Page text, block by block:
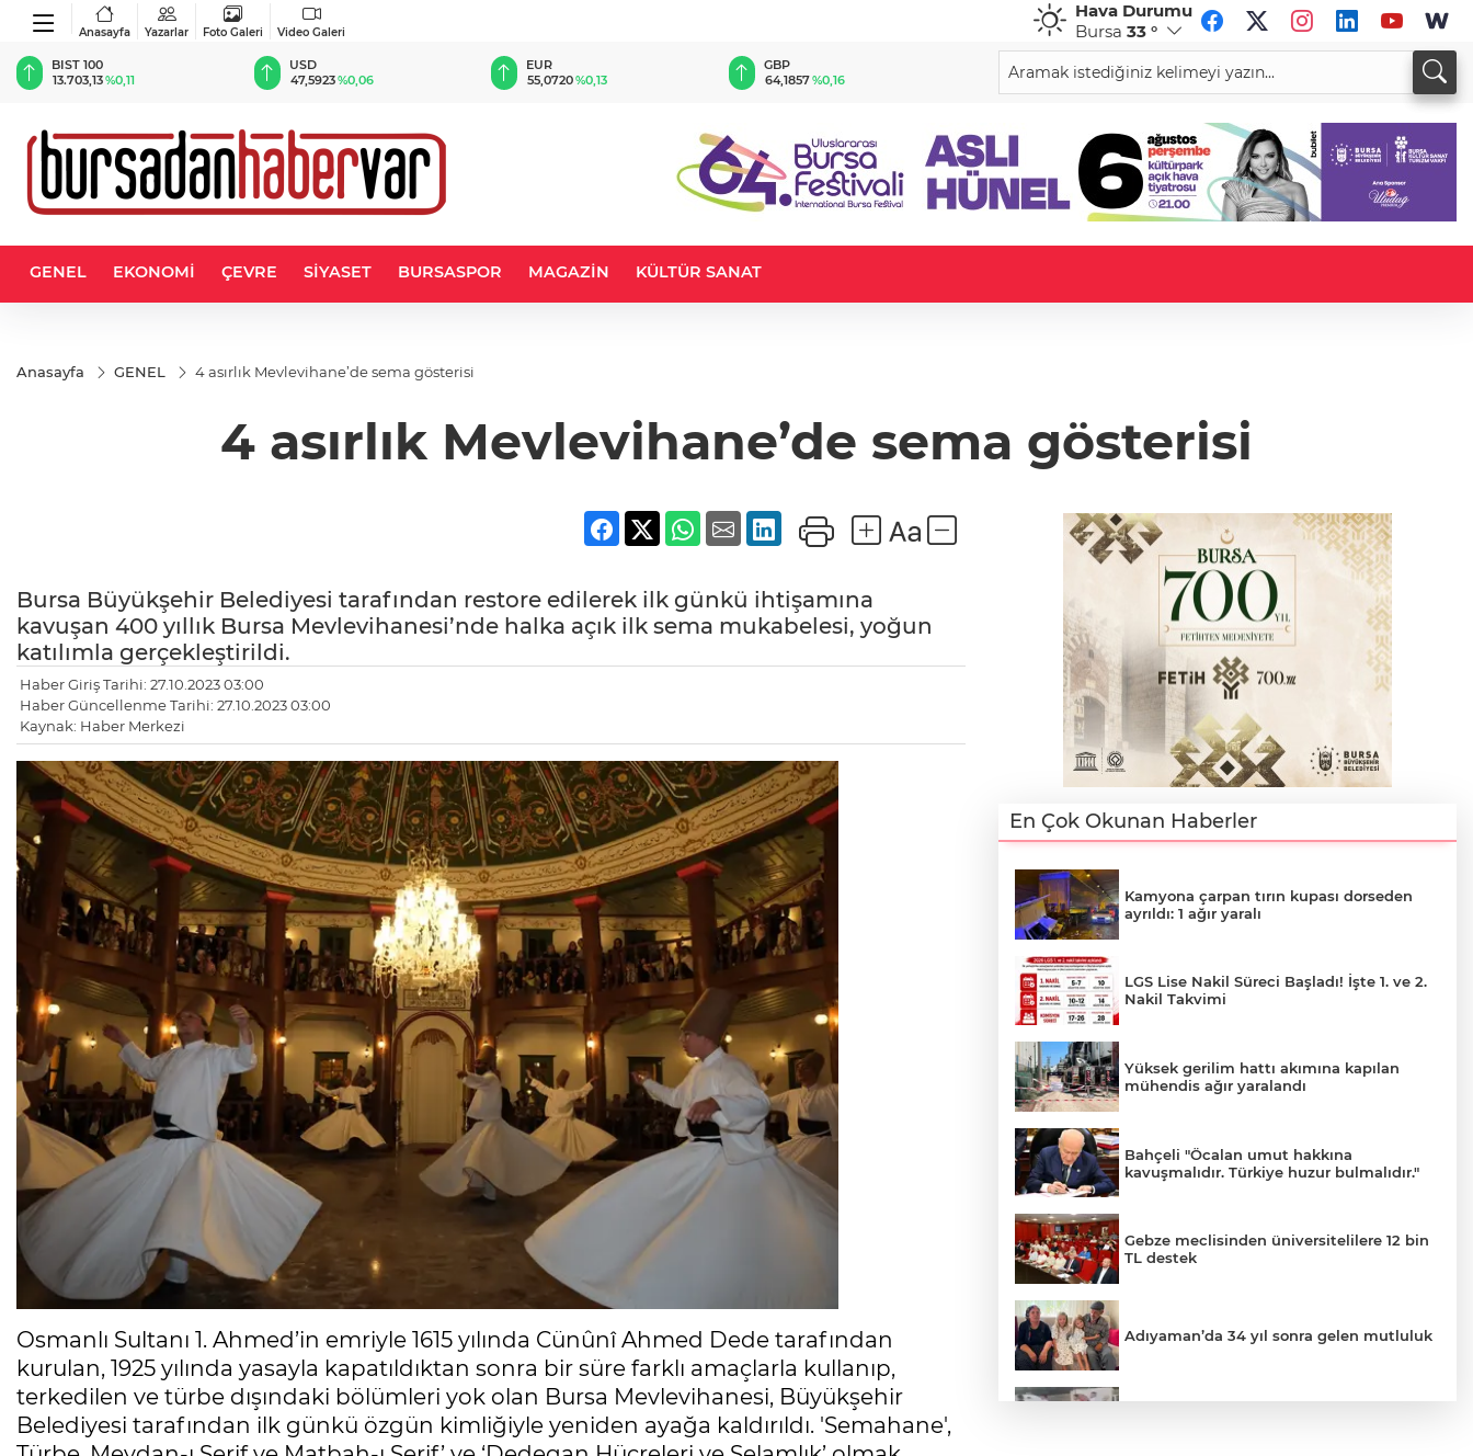
Anasayfa Yazarlar Foto Galeri Video Galeri
Hava Durumu
Bursa 33 °
BIST 100
13.703,13%0,11
USD
47,5923%0,06
EUR
55,0720%0,13
GBP
64,1857%0,16
CHF
58,8795%-0,08
33,9581
GENEL EKONOMİ ÇEVRE SİYASET BURSASPOR MAGAZİN KÜLTÜR SANAT
Anasayfa GENEL 4 asırlık Mevlevihane’de sema gösterisi
4 asırlık Mevlevihane’de sema gösterisi
Bursa Büyükşehir Belediyesi tarafından restore edilerek ilk günkü ihtişamına
kavuşan 400 yıllık Bursa Mevlevihanesi’nde halka açık ilk sema mukabelesi, yoğun
katılımla gerçekleştirildi.
Haber Giriş Tarihi: 27.10.2023 03:00
Haber Güncellenme Tarihi: 27.10.2023 03:00
Kaynak: Haber Merkezi
Osmanlı Sultanı 1. Ahmed’in emriyle 1615 yılında Cünûnî Ahmed Dede tarafından
kurulan, 1925 yılında yasayla kapatıldıktan sonra bir süre farklı amaçlarla kullanıp,
terkedilen ve türbe dışındaki bölümleri yok olan Bursa Mevlevihanesi, Büyükşehir
Belediyesi tarafından ilk günkü özgün kimliğiyle yeniden ayağa kaldırıldı. 'Semahane',
En Çok Okunan Haberler
Kamyona çarpan tırın kupası dorseden
ayrıldı: 1 ağır yaralı
LGS Lise Nakil Süreci Başladı! İşte 1. ve 2.
Nakil Takvimi
Yüksek gerilim hattı akımına kapılan
mühendis ağır yaralandı
Bahçeli "Öcalan umut hakkına
kavuşmalıdır. Türkiye huzur bulmalıdır."
Gebze meclisinden üniversitelilere 12 bin
TL destek
Adıyaman’da 34 yıl sonra gelen mutluluk